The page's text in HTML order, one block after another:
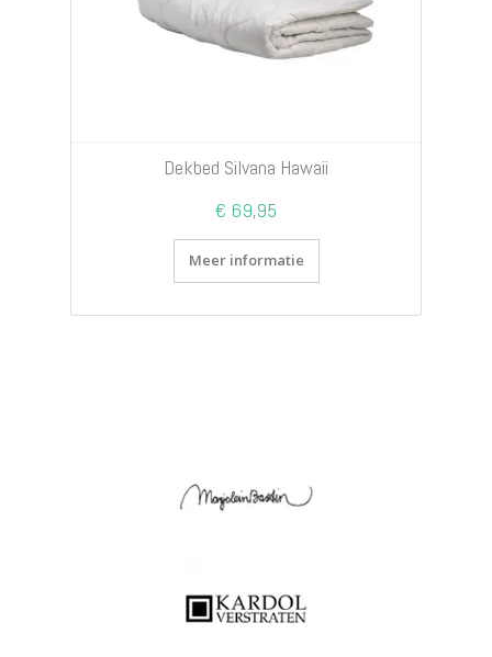
Dekbed Silvana Hawaii
€ 69,95
Meer informatie